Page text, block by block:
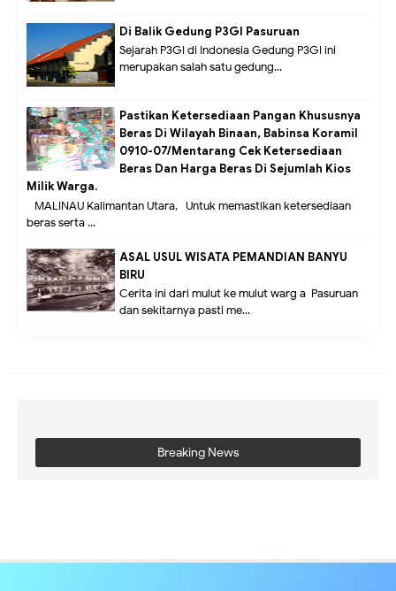
Di Balik Gedung P3GI Pasuruan
Sejarah P3GI di Indonesia Gedung P3GI ini
merupakan salah satu gedung...
Pastikan Ketersediaan Pangan Khususnya
Beras Di Wilayah Binaan, Babinsa Koramil
0910-07/Mentarang Cek Ketersediaan
Beras Dan Harga Beras Di Sejumlah Kios
Milik Warga.
MALINAU Kalimantan Utara,- Untuk memastikan ketersediaan
beras serta ...
ASAL USUL WISATA PEMANDIAN BANYU
BIRU
Cerita ini dari mulut ke mulut warg a Pasuruan
dan sekitarnya pasti me...
Breaking News